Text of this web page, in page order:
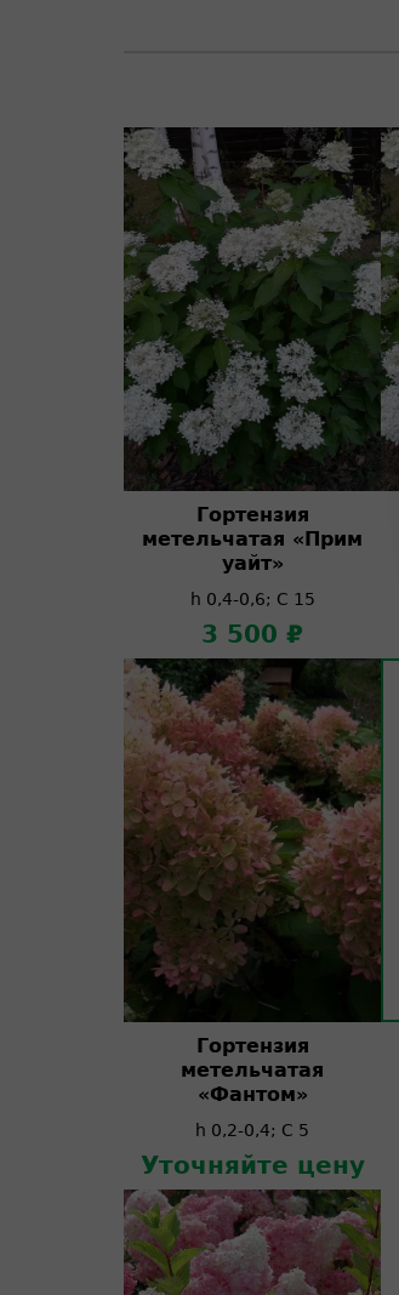
Гортензия
метельчатая «Прим
уайт»
h 0,4-0,6; C 15
3 500 ₽
Гортензия
метельчатая
«Фантом»
h 0,2-0,4; C 5
Уточняйте цену